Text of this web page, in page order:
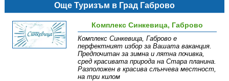
Още Туризъм в Град Габрово
Комплекс Синкевица, Габрово
Комплекс Синкевица, Габрово е
перфектният избор за Вашата ваканция.
Предпочитан за зимна и лятна почивка,
сред красивата природа на Стара планина.
Разположен в красива слънчева местност,
на три килом